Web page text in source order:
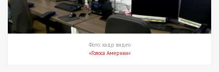
Фото: кадр видео
«Голоса Америки»